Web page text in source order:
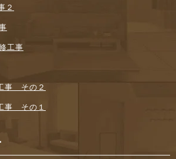
２
工事
事 その２
事 その１